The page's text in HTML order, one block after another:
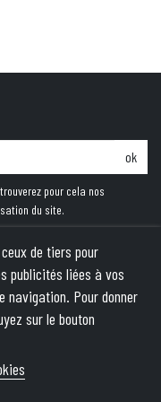
ok
pour cela nos
du site.
de tiers pour
publicités liées à vos
navigation. Pour donner
sur le bouton